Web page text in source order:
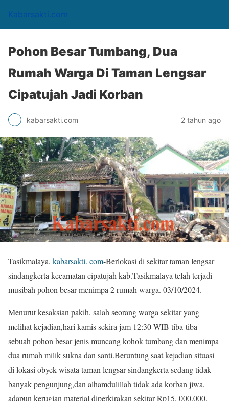
Kabarsakti.com
Pohon Besar Tumbang, Dua
Rumah Warga Di Taman Lengsar
Cipatujah Jadi Korban
kabarsakti.com 2 tahun ago
Tasikmalaya, kabarsakti. com-Berlokasi di sekitar taman lengsar
sindangkerta kecamatan cipatujah kab.Tasikmalaya telah terjadi
musibah pohon besar menimpa 2 rumah warga. 03/10/2024.
Menurut kesaksian pakih, salah seorang warga sekitar yang
melihat kejadian,hari kamis sekira jam 12:30 WIB tiba-tiba
sebuah pohon besar jenis muncang kohok tumbang dan menimpa
dua rumah milik sukna dan santi.Beruntung saat kejadian situasi
di lokasi obyek wisata taman lengsar sindangkerta sedang tidak
banyak pengunjung,dan alhamdulillah tidak ada korban jiwa,
adapun kerugian material diperkirakan sekitar Rp15. 000.000,